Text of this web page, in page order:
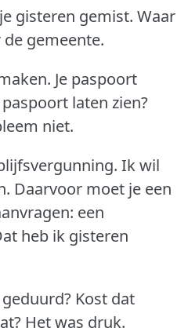
gisteren gemist. Waar
gemeente.
Je paspoort
laten zien?
niet.
Ik wil
Daarvoor moet je een
een
heb ik gisteren
Kost dat
Het was druk.